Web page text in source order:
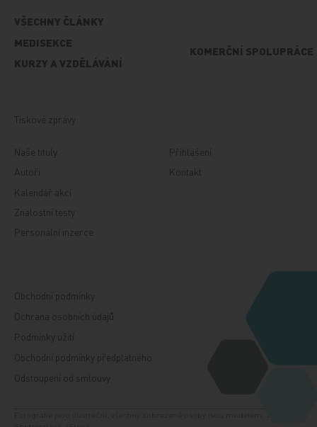
VŠECHNY ČLÁNKY
MEDISEKCE
KURZY A VZDĚLÁVÁNÍ
KOMERČNÍ SPOLUPRÁCE
Tiskové zprávy
Naše tituly
Autoři
Kalendář akcí
Znalostní testy
Personální inzerce
Přihlášení
Kontakt
Obchodní podmínky
Ochrana osobních údajů
Podmínky užití
Obchodní podmínky předplatného
Odstoupení od smlouvy